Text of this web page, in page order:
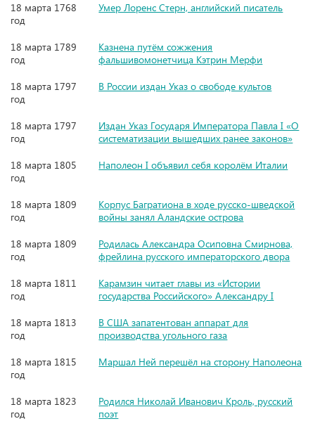
18 марта 1768
год
Умер Лоренс Стерн, английский писатель
18 марта 1789
год
Казнена путём сожжения
фальшивомонетчица Кэтрин Мерфи
18 марта 1797
год
В России издан Указ о свободе культов
18 марта 1797
год
Издан Указ Государя Императора Павла I «О
систематизации вышедших ранее законов»
18 марта 1805
год
Наполеон I объявил себя королём Италии
18 марта 1809
год
Корпус Багратиона в ходе русско-шведской
войны занял Аландские острова
18 марта 1809
год
Родилась Александра Осиповна Смирнова,
фрейлина русского императорского двора
18 марта 1811
год
Карамзин читает главы из «Истории
государства Российского» Александру I
18 марта 1813
год
В США запатентован аппарат для
производства угольного газа
18 марта 1815
год
Маршал Ней перешёл на сторону Наполеона
18 марта 1823
год
Родился Николай Иванович Кроль, русский
поэт